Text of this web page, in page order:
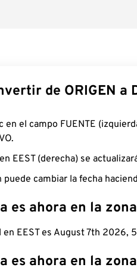
de ORIGEN a
en el campo FUENTE
EEST (derecha) se
puede cambiar la fecha
es ahora en la zona
en EEST es August 7th 2026,
es ahora en la